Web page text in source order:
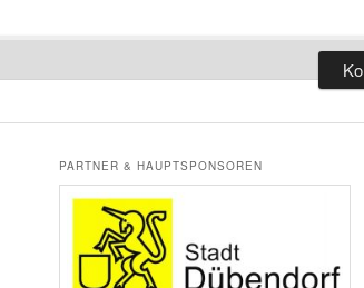
PARTNER & HAUPTSPONSOREN